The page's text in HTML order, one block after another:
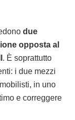
due
opposta al
. È soprattutto
i due mezzi
in uno
e correggere